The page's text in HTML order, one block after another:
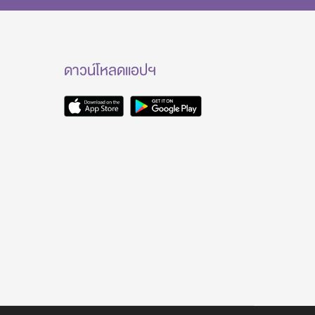
ดาวน์โหลดแอปฯ